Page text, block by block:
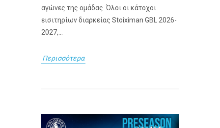
αγώνες της ομάδας. Όλοι οι κάτοχοι
εισιτηρίων διαρκείας Stoiximan GBL 2026-
2027,...
Περισσότερα